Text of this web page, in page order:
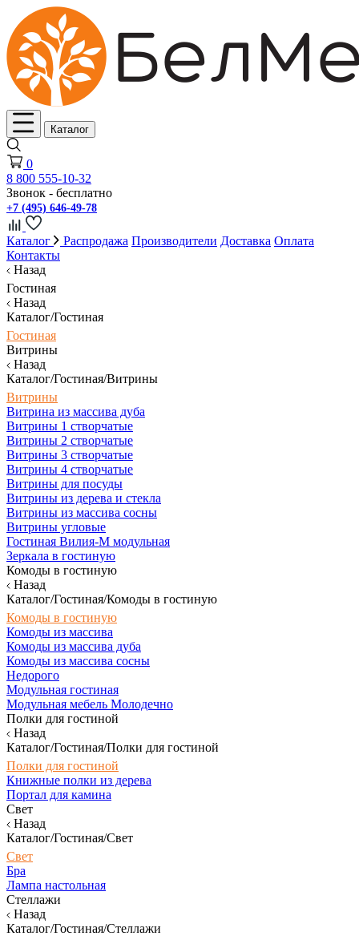
Каталог
0
8 800 555-10-32
Звонок - бесплатно
+7 (495) 646-49-78
Каталог Распродажа Производители Доставка Оплата
Контакты
Назад
Гостиная
Назад
Каталог/Гостиная
Гостиная
Витрины
Назад
Каталог/Гостиная/Витрины
Витрины
Витрина из массива дуба
Витрины 1 створчатые
Витрины 2 створчатые
Витрины 3 створчатые
Витрины 4 створчатые
Витрины для посуды
Витрины из дерева и стекла
Витрины из массива сосны
Витрины угловые
Гостиная Вилия-М модульная
Зеркала в гостиную
Комоды в гостиную
Назад
Каталог/Гостиная/Комоды в гостиную
Комоды в гостиную
Комоды из массива
Комоды из массива дуба
Комоды из массива сосны
Недорого
Модульная гостиная
Модульная мебель Молодечно
Полки для гостиной
Назад
Каталог/Гостиная/Полки для гостиной
Полки для гостиной
Книжные полки из дерева
Портал для камина
Свет
Назад
Каталог/Гостиная/Свет
Свет
Бра
Лампа настольная
Стеллажи
Назад
Каталог/Гостиная/Стеллажи